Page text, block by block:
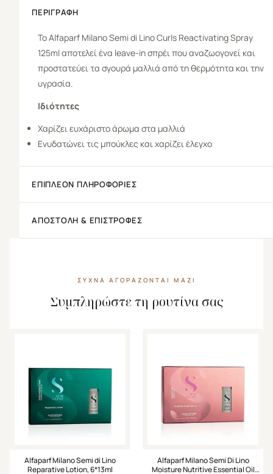
ΠΕΡΙΓΡΑΦΉ
To Alfaparf Milano Semi di Lino Curls Reactivating Spray
125ml αποτελεί ένα leave-in σπρέι που αναζωογονεί και
προστατεύει τα σγουρά μαλλιά από τη θερμότητα και την
υγρασία.
Ιδιότητες
Χαρίζει ευχάριστο άρωμα στα μαλλιά
Ενυδατώνει τις μπούκλες και χαρίζει έλεγχο
ΕΠΙΠΛΈΟΝ ΠΛΗΡΟΦΟΡΊΕΣ
ΑΠΟΣΤΟΛΉ & ΕΠΙΣΤΡΟΦΈΣ
ΣΥΧΝΆ ΑΓΟΡΆΖΟΝΤΑΙ ΜΑΖΊ
Συμπληρώστε τη ρουτίνα σας
Alfaparf Milano Semi di Lino
Reparative Lotion, 6*13ml
Alfaparf Milano Semi Di Lino
Moisture Nutritive Essential Oil